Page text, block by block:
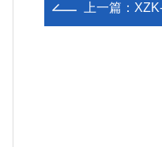
上一篇：